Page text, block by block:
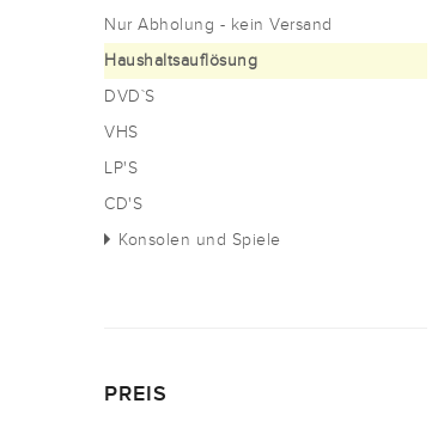
Nur Abholung - kein Versand
Haushaltsauflösung
DVD`S
VHS
LP'S
CD'S
Konsolen und Spiele
PREIS